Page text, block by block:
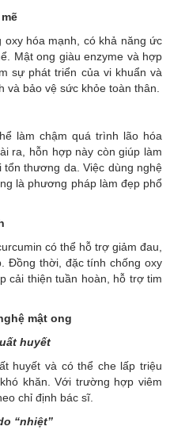
hóa mạnh, có khả năng ức
Mật ong giàu enzyme và hợp
sự phát triển của vi khuẩn và
bảo vệ sức khỏe toàn thân.
làm chậm quá trình lão hóa
ra, hỗn hợp này còn giúp làm
thương da. Việc dùng nghệ
là phương pháp làm đẹp phổ
có thể hỗ trợ giảm đau,
Đồng thời, đặc tính chống oxy
cải thiện tuần hoàn, hỗ trợ tim
mật ong
huyết
huyết và có thể che lấp triệu
khăn. Với trường hợp viêm
chỉ định bác sĩ.
“nhiệt”